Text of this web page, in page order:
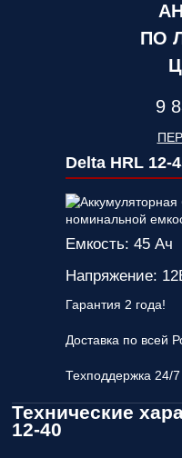
ПО
9
Delta HRL 12-
Емкость: 45 Ач
Напряжение:
Гарантия 2 года!
Доставка по всей
Техподдержка 24/7
Технические
12-40